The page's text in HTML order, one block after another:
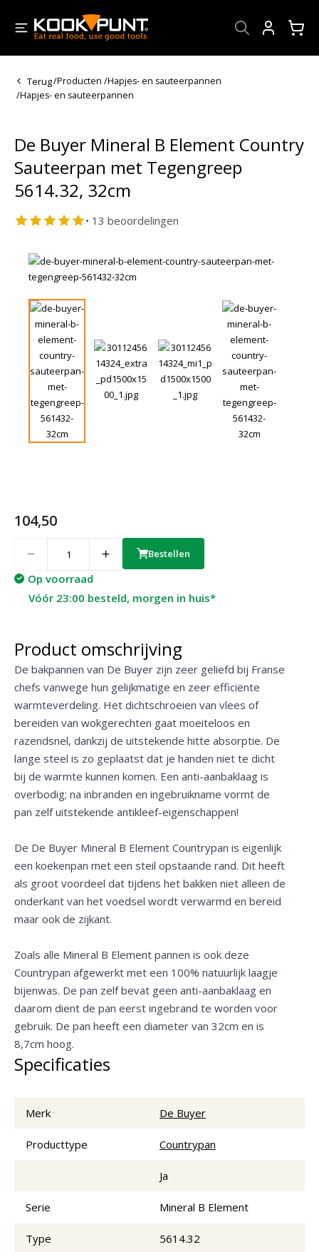
Terug/Producten /Hapjes- en sauteerpannen
/Hapjes- en sauteerpannen
De Buyer Mineral B Element Country
Sauteerpan met Tegengreep
5614.32, 32cm
• 13 beoordelingen
104,50
Bestellen
Op voorraad
Vóór 23:00 besteld, morgen in huis*
Product omschrijving
De bakpannen van De Buyer zijn zeer geliefd bij Franse
chefs vanwege hun gelijkmatige en zeer efficiënte
warmteverdeling. Het dichtschroeien van vlees of
bereiden van wokgerechten gaat moeiteloos en
razendsnel, dankzij de uitstekende hitte absorptie. De
lange steel is zo geplaatst dat je handen niet te dicht
bij de warmte kunnen komen. Een anti-aanbaklaag is
overbodig; na inbranden en ingebruikname vormt de
pan zelf uitstekende antikleef-eigenschappen!
De De Buyer Mineral B Element Countrypan is eigenlijk
een koekenpan met een steil opstaande rand. Dit heeft
als groot voordeel dat tijdens het bakken niet alleen de
onderkant van het voedsel wordt verwarmd en bereid
maar ook de zijkant.
Zoals alle Mineral B Element pannen is ook deze
Countrypan afgewerkt met een 100% natuurlijk laagje
bijenwas. De pan zelf bevat geen anti-aanbaklaag en
daarom dient de pan eerst ingebrand te worden voor
gebruik. De pan heeft een diameter van 32cm en is
8,7cm hoog.
Specificaties
Merk De Buyer
Producttype Countrypan
Ja
Serie Mineral B Element
Type 5614.32